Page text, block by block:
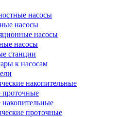
насосы
насосы
насосы
насосы
станции
к насосам
накопительные
проточные
накопительные
проточные